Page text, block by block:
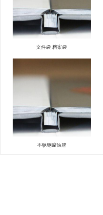
文件袋 档案袋
不锈钢腐蚀牌